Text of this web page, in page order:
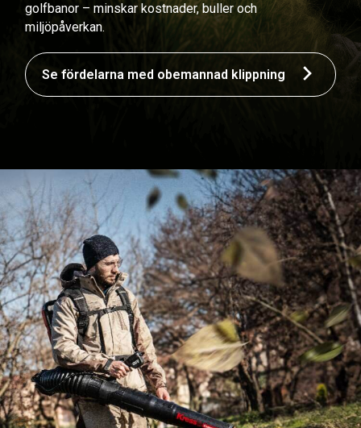
golfbanor – minskar kostnader, buller och
miljöpåverkan.
Se fördelarna med obemannad klippning